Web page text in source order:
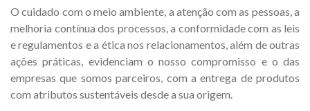
O cuidado com o meio ambiente, a atenção com as pessoas, a
melhoria contínua dos processos, a conformidade com as leis
e regulamentos e a ética nos relacionamentos, além de outras
ações práticas, evidenciam o nosso compromisso e o das
empresas que somos parceiros, com a entrega de produtos
com atributos sustentáveis desde a sua origem.